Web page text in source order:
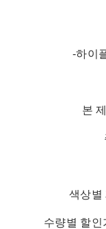
-하이
본
색상별
수량별 할인